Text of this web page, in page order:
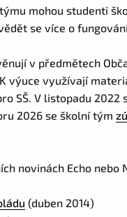
mohou studenti
se více o
v předmětech
výuce využívají
SŠ. V listopadu 2022
2026 se školní tým
novinách Echo nebo
(duben 2014)